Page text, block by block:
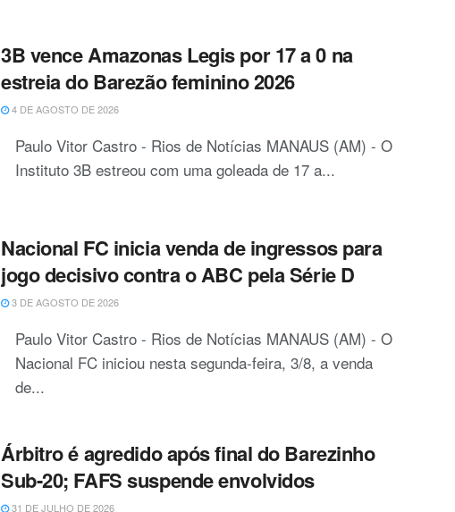
3B vence Amazonas Legis por 17 a 0 na
estreia do Barezão feminino 2026
4 DE AGOSTO DE 2026
Paulo Vitor Castro - Rios de Notícias MANAUS (AM) - O
Instituto 3B estreou com uma goleada de 17 a...
Nacional FC inicia venda de ingressos para
jogo decisivo contra o ABC pela Série D
3 DE AGOSTO DE 2026
Paulo Vitor Castro - Rios de Notícias MANAUS (AM) - O
Nacional FC iniciou nesta segunda-feira, 3/8, a venda
de...
Árbitro é agredido após final do Barezinho
Sub-20; FAFS suspende envolvidos
31 DE JULHO DE 2026